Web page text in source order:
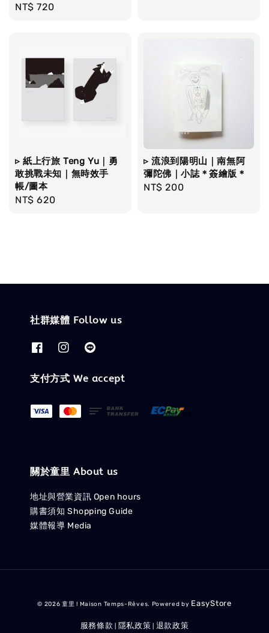
Regular
NT$ 720
▹ 紙上行旅 Teng Yu｜勇
敢挑戰未知｜無時效手
帳/圖本
Regular
NT$ 620
▹ 流浪到陽明山｜南無阿
彌陀佛｜小誌＊簽繪版＊
Regular
NT$ 200
社群媒體 Follow us
支付方式 We accept
關於童里 About us
地址與營業資訊 Open hours
購書須知 Shopping Guide
媒體報導 Media
© 2026 童里 ! Maison Temps-Rêves. Powered by EasyStore
服務條款 隱私政策 退款政策